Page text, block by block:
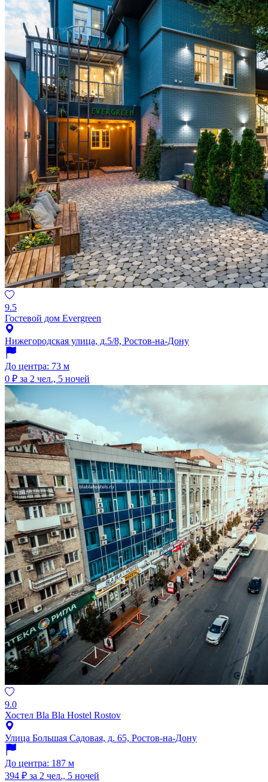
9.5
Гостевой дом Evergreen
Нижегородская улица, д.5/8, Ростов-на-Дону
До центра: 73 м
0 ₽ за 2 чел., 5 ночей
9.0
Хостел Bla Bla Hostel Rostov
Улица Большая Садовая, д. 65, Ростов-на-Дону
До центра: 187 м
394 ₽ за 2 чел., 5 ночей